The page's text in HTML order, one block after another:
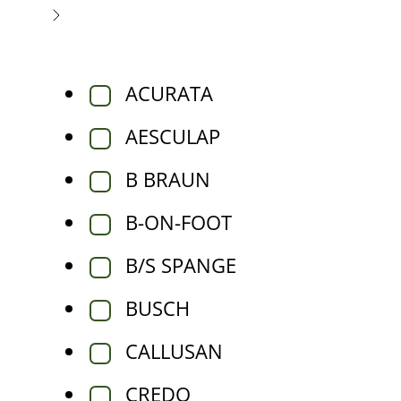
ACURATA
AESCULAP
B BRAUN
B-ON-FOOT
B/S SPANGE
BUSCH
CALLUSAN
CREDO